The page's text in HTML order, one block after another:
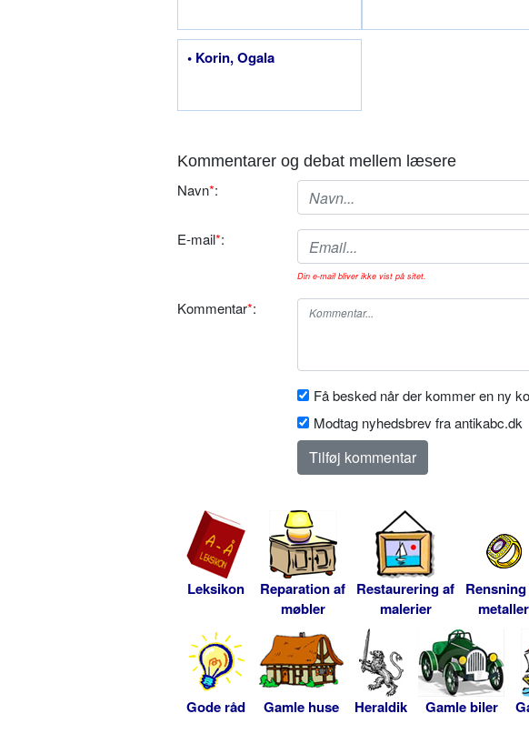
• Korin, Ogala
Kommentarer og debat mellem læsere
Navn*:
E-mail*:
Din e-mail bliver ikke vist på sitet.
Kommentar*:
Få besked når der kommer en ny
Modtag nyhedsbrev fra antikabc.dk
Leksikon
Reparation af
møbler
Restaurering af
malerier
metaller
Gode råd Gamle huse Heraldik Gamle biler